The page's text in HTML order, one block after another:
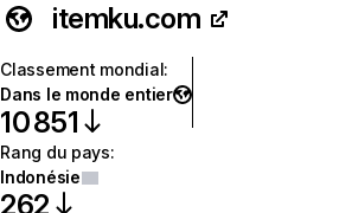
itemku.com
Classement mondial:
Dans le monde entier
10 851
Rang du pays:
Indonésie
262